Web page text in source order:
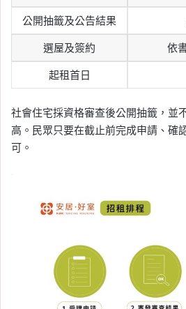
公開抽籤及公告結果
選屋及簽約 依
起租首日
社會住宅採資格審查後公開抽籤，並
高。民眾只要在截止前完成申請、確
可。